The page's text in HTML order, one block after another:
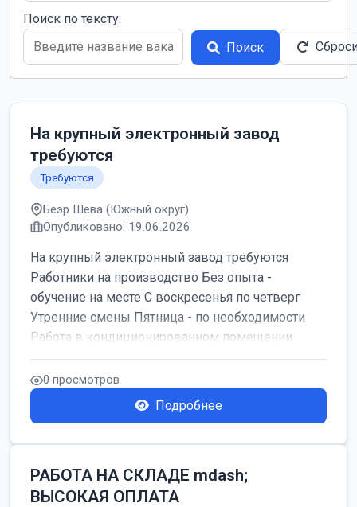
Поиск по тексту:
Поиск
На крупный электронный завод
требуются
Требуются
Беэр Шева (Южный округ)
Опубликовано: 19.06.2026
На крупный электронный завод требуются
Работники на производство Без опыта -
обучение на месте С воскресенья по четверг
Утренние смены Пятница - по необходимости
Работа в кондиционированном помещении ...
0 просмотров
Подробнее
РАБОТА НА СКЛАДЕ mdash;
ВЫСОКАЯ ОПЛАТА